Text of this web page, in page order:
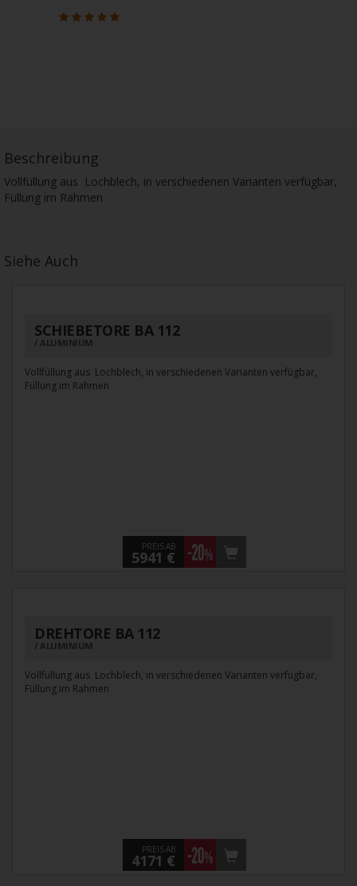
Beschreibung
Vollfüllung aus Lochblech, in verschiedenen Varianten verfügbar,
Füllung im Rahmen
Siehe Auch
SCHIEBETORE BA 112
ALUMINIUM
Vollfüllung aus Lochblech, in verschiedenen Varianten verfügbar,
Füllung im Rahmen
PREIS AB
5941 €
DREHTORE BA 112
ALUMINIUM
Vollfüllung aus Lochblech, in verschiedenen Varianten verfügbar,
Füllung im Rahmen
PREIS AB
4171 €